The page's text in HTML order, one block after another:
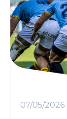
07/05/2026